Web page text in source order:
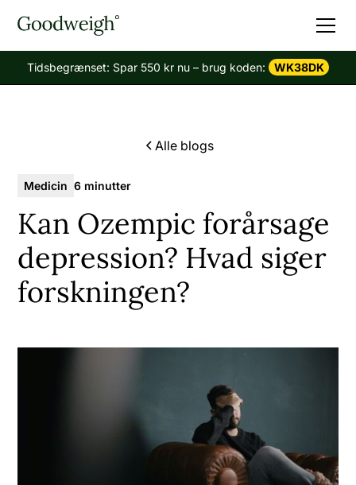
Tidsbegrænset: Spar 550 kr nu – brug koden: WK38DK
Alle blogs
Medicin 6 minutter
Kan Ozempic forårsage
depression? Hvad siger
forskningen?